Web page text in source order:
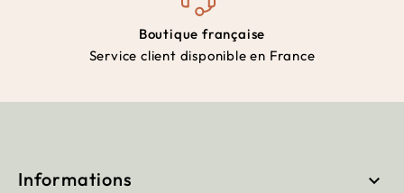
Boutique française
Service client disponible en France
Informations 